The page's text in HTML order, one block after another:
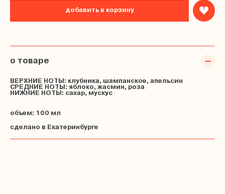
добавить в корзину
о товаре
ВЕРХНИЕ НОТЫ: клубника, шампанское, апельсин
СРЕДНИЕ НОТЫ: яблоко, жасмин, роза
НИЖНИЕ НОТЫ: сахар, мускус
объем: 100 мл
сделано в Екатеринбурге